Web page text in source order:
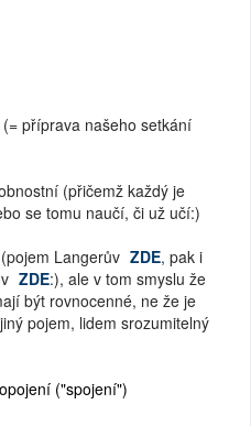
příprava našeho setkání
(přičemž každý je
se tomu naučí, či už učí:)
Langerův ZDE, pak i
ZDE:), ale v tom smyslu že
být rovnocenné, ne že je
pojem, lidem srozumitelný
("spojení")